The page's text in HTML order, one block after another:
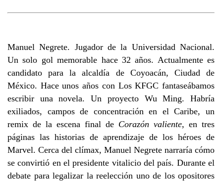
Manuel Negrete. Jugador de la Universidad Nacional.
Un solo gol memorable hace 32 años. Actualmente es
candidato para la alcaldía de Coyoacán, Ciudad de
México. Hace unos años con Los KFGC fantaseábamos
escribir una novela. Un proyecto Wu Ming. Habría
exiliados, campos de concentración en el Caribe, un
remix de la escena final de Corazón valiente, en tres
páginas las historias de aprendizaje de los héroes de
Marvel. Cerca del clímax, Manuel Negrete narraría cómo
se convirtió en el presidente vitalicio del país. Durante el
debate para legalizar la reelección uno de los opositores